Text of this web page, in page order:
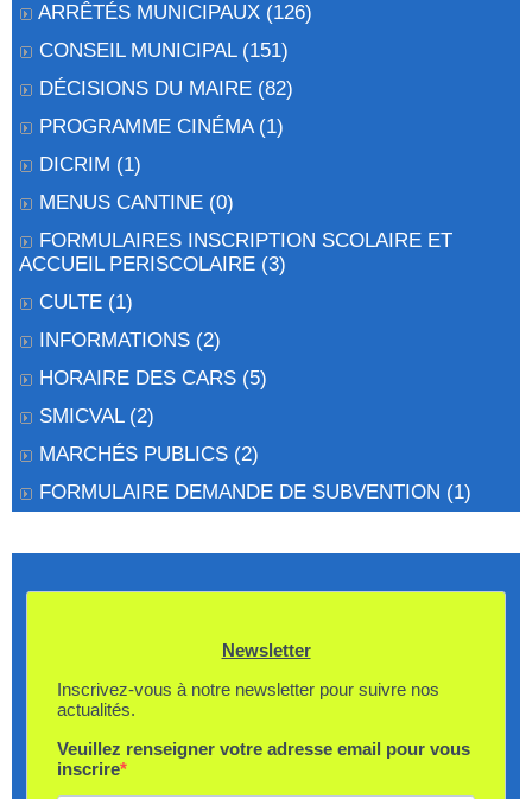
ARRÊTÉS MUNICIPAUX (126)
CONSEIL MUNICIPAL (151)
DÉCISIONS DU MAIRE (82)
PROGRAMME CINÉMA (1)
DICRIM (1)
MENUS CANTINE (0)
FORMULAIRES INSCRIPTION SCOLAIRE ET
ACCUEIL PERISCOLAIRE (3)
CULTE (1)
INFORMATIONS (2)
HORAIRE DES CARS (5)
SMICVAL (2)
MARCHÉS PUBLICS (2)
FORMULAIRE DEMANDE DE SUBVENTION (1)
Newsletter
Inscrivez-vous à notre newsletter pour suivre nos
actualités.
Veuillez renseigner votre adresse email pour vous
inscrire